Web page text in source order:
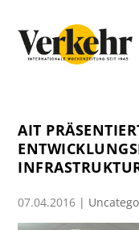
AIT
07.04.2016 |